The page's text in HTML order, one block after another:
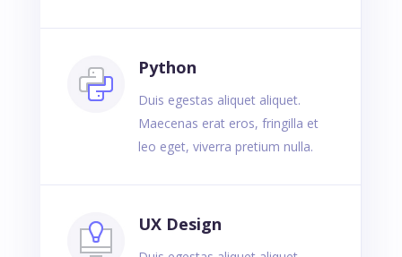
Python
Duis egestas aliquet aliquet.
Maecenas erat eros, fringilla et
leo eget, viverra pretium nulla.
UX Design